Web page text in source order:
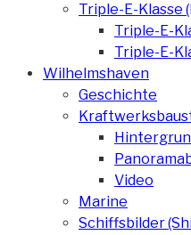
Triple-E-Klasse
Triple-E-
Triple-E-
Wilhelmshaven
Geschichte
Video
Marine
Schiffsbilder